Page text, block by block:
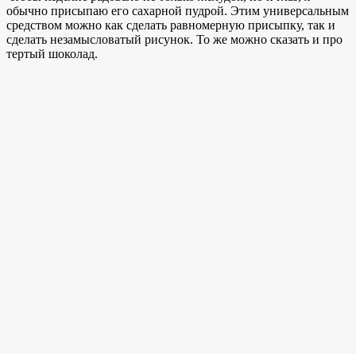
обычно присыпаю его сахарной пудрой. Этим универсальным
средством можно как сделать равномерную присыпку, так и
сделать незамысловатый рисунок. То же можно сказать и про
тертый шоколад.